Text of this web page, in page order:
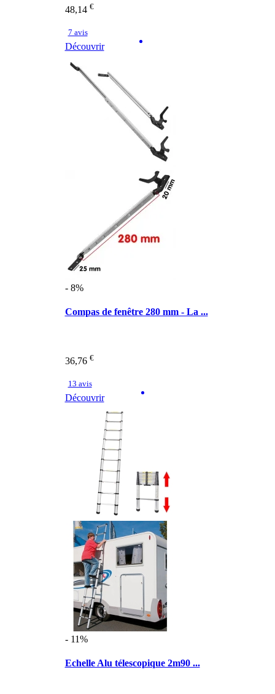
48,14 €
7 avis
Découvrir
- 8%
Compas de fenêtre 280 mm - La ...
36,76 €
13 avis
Découvrir
- 11%
Echelle Alu télescopique 2m90 ...